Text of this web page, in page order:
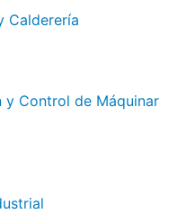
Calderería
y Control de Máquinar